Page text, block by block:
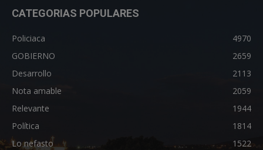
CATEGORIAS POPULARES
Policiaca
4970
GOBIERNO
2659
Desarrollo
2113
Nota amable
2059
Relevante
1944
Política
1814
Lo nefasto
1522